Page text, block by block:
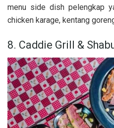
menu side dish pelengkap
chicken karage, kentang
8. Caddie Grill &